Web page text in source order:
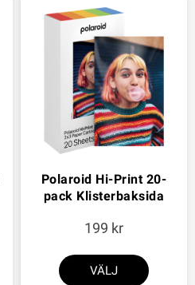
Polaroid Hi-Print 20-
pack Klisterbaksida
199
VÄLJ